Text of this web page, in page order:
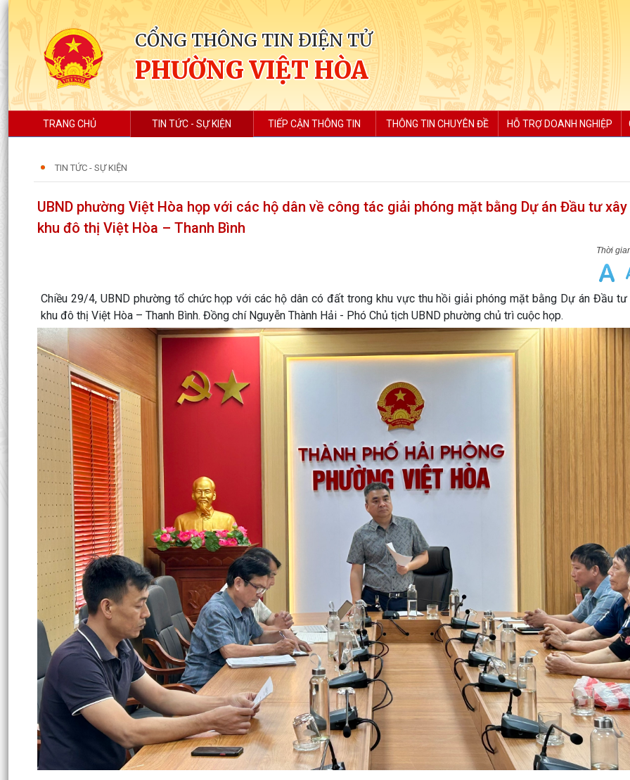
CỔNG THÔNG TIN ĐIỆN TỬ
PHƯỜNG VIỆT HÒA
TRANG CHỦ TIN TỨC - SỰ KIỆN TIẾP CẬN THÔNG TIN THÔNG TIN CHUYÊN ĐỀ HỖ TRỢ DOANH NGHIỆP
TIN TỨC - SỰ KIỆN
UBND phường Việt Hòa họp với các hộ dân về công tác giải phóng mặt bằng Dự án Đầu tư
khu đô thị Việt Hòa – Thanh Bình
Chiều 29/4, UBND phường tổ chức họp với các hộ dân có đất trong khu vực thu hồi giải phóng mặt bằng Dự án Đầu
khu đô thị Việt Hòa – Thanh Bình. Đồng chí Nguyễn Thành Hải - Phó Chủ tịch UBND phường chủ trì cuộc họp.